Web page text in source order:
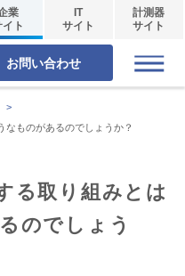
業
イト
IT
サイト
計測器
サイト
お問い合わせ
>
なものがあるのでしょうか？
る取り組みとは
のでしょう